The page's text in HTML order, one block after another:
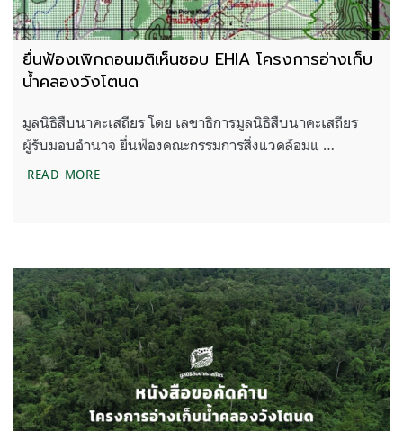
ยื่นฟ้องเพิกถอนมติเห็นชอบ EHIA โครงการอ่างเก็บ
น้ำคลองวังโตนด
มูลนิธิสืบนาคะเสถียร โดย เลขาธิการมูลนิธิสืบนาคะเสถียร
ผู้รับมอบอำนาจ ยื่นฟ้องคณะกรรมการสิ่งแวดล้อมแ …
READ MOREยื่นฟ้องเพิกถอนมติเห็นชอบ EHIA โครงการอ่างเก็บน้